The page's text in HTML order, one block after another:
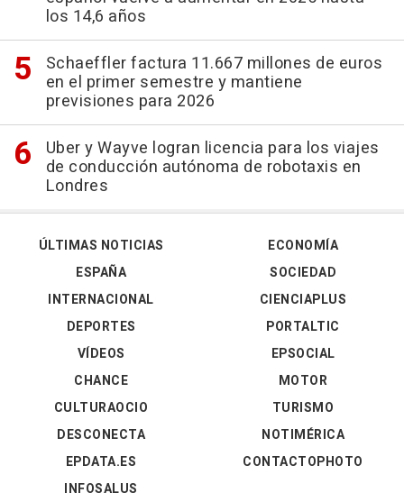
los 14,6 años
Schaeffler factura 11.667 millones de euros
en el primer semestre y mantiene
previsiones para 2026
Uber y Wayve logran licencia para los viajes
de conducción autónoma de robotaxis en
Londres
ÚLTIMAS NOTICIAS
ESPAÑA
INTERNACIONAL
DEPORTES
VÍDEOS
ECONOMÍA
SOCIEDAD
CIENCIAPLUS
PORTALTIC
EPSOCIAL
CHANCE
CULTURAOCIO
DESCONECTA
EPDATA.ES
INFOSALUS
MOTOR
TURISMO
NOTIMÉRICA
CONTACTOPHOTO